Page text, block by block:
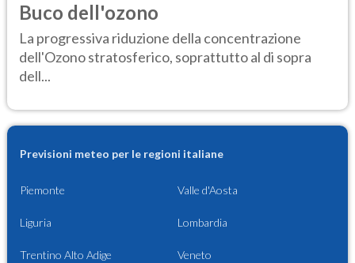
Buco dell'ozono
La progressiva riduzione della concentrazione
dell'Ozono stratosferico, soprattutto al di sopra
dell...
Previsioni meteo per le regioni italiane
Piemonte Valle d'Aosta
Liguria Lombardia
Trentino Alto Adige Veneto